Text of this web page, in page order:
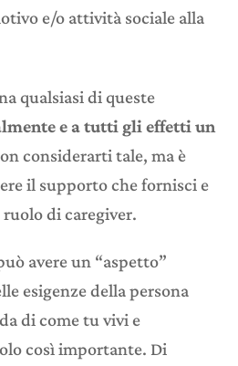
e/o attività sociale alla
qualsiasi di queste
e a tutti gli effetti un
considerarti tale, ma è
il supporto che fornisci e
di caregiver.
avere un “aspetto”
esigenze della persona
di come tu vivi e
così importante. Di